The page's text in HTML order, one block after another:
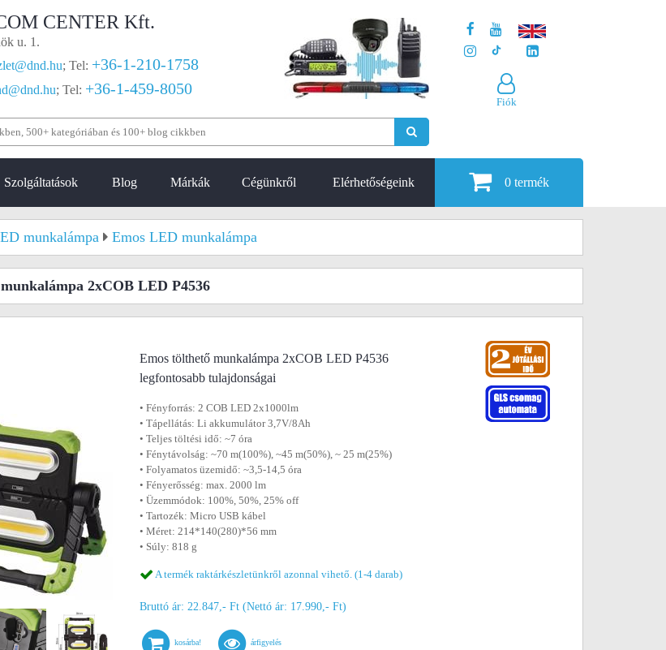
CENTER Kft.
u. 1.
; Tel: +36-1-210-1758
; Tel: +36-1-459-8050
Fiók
Szolgáltatások Blog Márkák Cégünkről Elérhetőségeink 0 termék
munkalámpa Emos LED munkalámpa
2xCOB LED P4536
Emos tölthető munkalámpa 2xCOB LED P4536
legfontosabb tulajdonságai
• Fényforrás: 2 COB LED 2x1000lm
• Tápellátás: Li akkumulátor 3,7V/8Ah
• Teljes töltési idő: ~7 óra
• Fénytávolság: ~70 m(100%), ~45 m(50%), ~ 25 m(25%)
• Folyamatos üzemidő: ~3,5-14,5 óra
• Fényerősség: max. 2000 lm
• Üzemmódok: 100%, 50%, 25% off
• Tartozék: Micro USB kábel
• Méret: 214*140(280)*56 mm
• Súly: 818 g
A termék raktárkészletünkről azonnal vihető. (1-4 darab)
Bruttó ár: 22.847,- Ft (Nettó ár: 17.990,- Ft)
kosárba! árfigyelés